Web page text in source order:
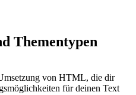
Thementypen
von HTML, die dir
für deinen Text